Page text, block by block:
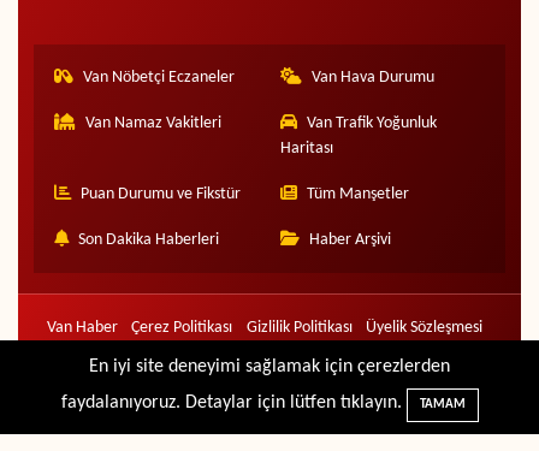
Van Nöbetçi Eczaneler Van Hava Durumu
Van Namaz Vakitleri
Van Trafik Yoğunluk
Haritası
Puan Durumu ve Fikstür Tüm Manşetler
Son Dakika Haberleri Haber Arşivi
Van Haber Çerez Politikası Gizlilik Politikası
Üyelik Sözleşmesi
En iyi site deneyimi sağlamak için çerezlerden
faydalanıyoruz. Detaylar için lütfen tıklayın.
TAMAM